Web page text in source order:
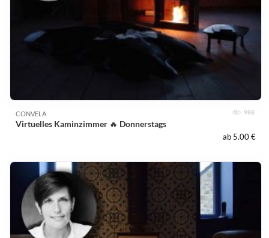
CONVELA
Virtuelles Kaminzimmer 🔥 Donnerstags
988
ab 5.00 €